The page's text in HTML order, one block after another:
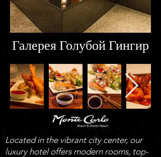
Галерея Голубой Гингир
Located in the vibrant city center, our
luxury hotel offers modern rooms, top-